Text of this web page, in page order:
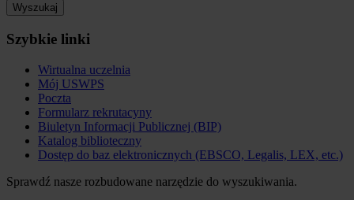
Wyszukaj
Szybkie linki
Wirtualna uczelnia
Mój USWPS
Poczta
Formularz rekrutacyny
Biuletyn Informacji Publicznej (BIP)
Katalog biblioteczny
Dostęp do baz elektronicznych (EBSCO, Legalis, LEX, etc.)
Sprawdź nasze rozbudowane narzędzie do wyszukiwania.